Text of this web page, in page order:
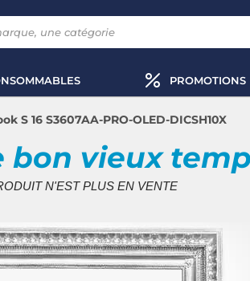
PROMOTIONS
S 16 S3607AA-PRO-OLED-DICSH10X
bon vieux
N'EST PLUS EN VENTE